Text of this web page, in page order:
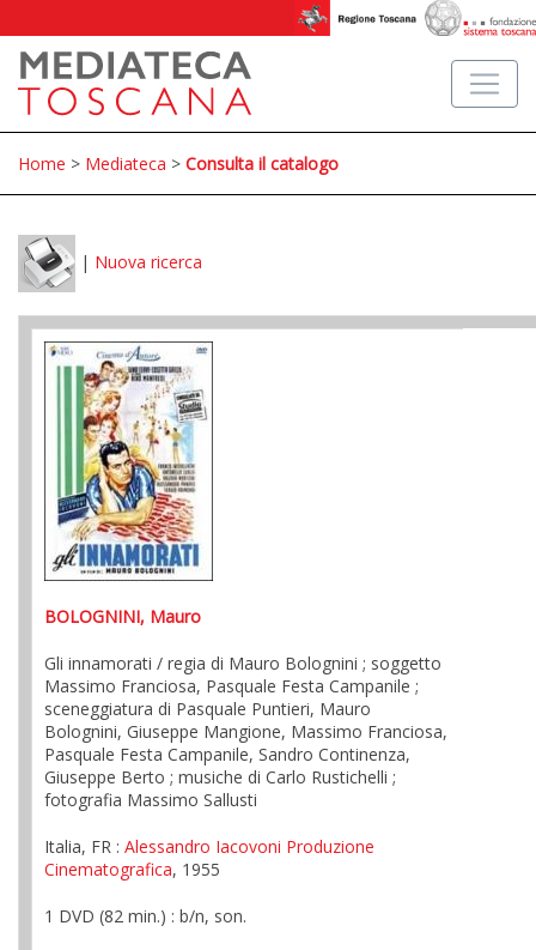
Home > Mediateca > Consulta il catalogo
| Nuova ricerca
BOLOGNINI, Mauro
Gli innamorati / regia di Mauro Bolognini ; soggetto
Massimo Franciosa, Pasquale Festa Campanile ;
sceneggiatura di Pasquale Puntieri, Mauro
Bolognini, Giuseppe Mangione, Massimo Franciosa,
Pasquale Festa Campanile, Sandro Continenza,
Giuseppe Berto ; musiche di Carlo Rustichelli ;
fotografia Massimo Sallusti
Italia, FR : Alessandro Iacovoni Produzione
Cinematografica, 1955
1 DVD (82 min.) : b/n, son.